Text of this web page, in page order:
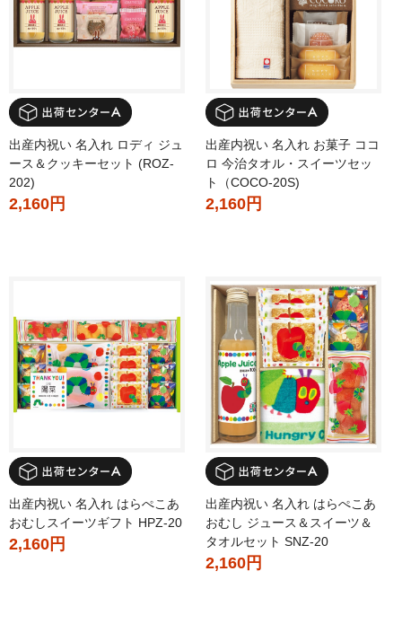
出産内祝い 名入れ ロディ ジュ
ース＆クッキーセット (ROZ-
202)
2,160円
出産内祝い 名入れ お菓子 ココ
ロ 今治タオル・スイーツセッ
ト（COCO-20S)
2,160円
出産内祝い 名入れ はらぺこあ
おむしスイーツギフト HPZ-20
2,160円
出産内祝い 名入れ はらぺこあ
おむし ジュース＆スイーツ＆
タオルセット SNZ-20
2,160円